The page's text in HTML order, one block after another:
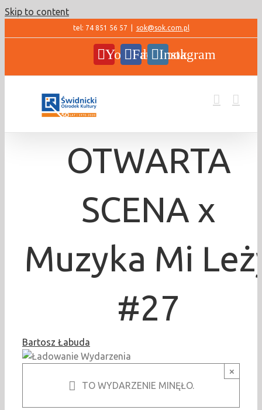
Skip to content
tel: 74 851 56 57 sok@sok.com.pl
YouTubeFacebookInstagram
OTWARTA
SCENA x
Muzyka Mi
#27
Bartosz Łabuda
×
TO WYDARZENIE MINĘŁO.